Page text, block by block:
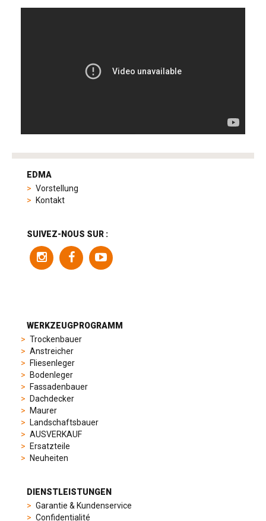
tag
product
sporty
chronographs
elegant
watches.
model
chosen
timeless
EDMA
Vorstellung
Kontakt
SUIVEZ-NOUS SUR :
WERKZEUGPROGRAMM
Trockenbauer
Anstreicher
Fliesenleger
Bodenleger
Fassadenbauer
Dachdecker
Maurer
Landschaftsbauer
AUSVERKAUF
Ersatzteile
Neuheiten
DIENSTLEISTUNGEN
Garantie & Kundenservice
Confidentialité